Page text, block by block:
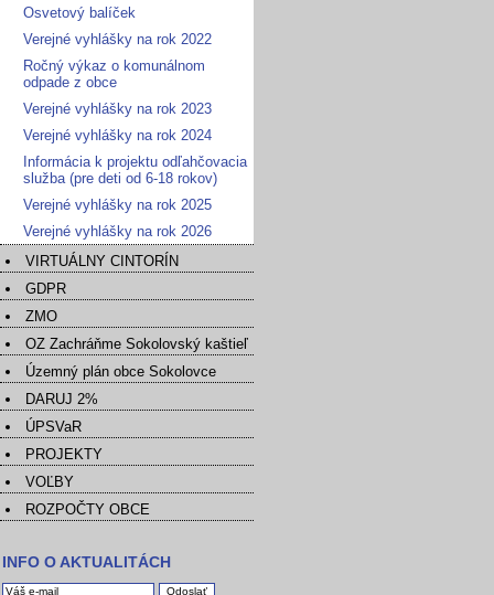
Osvetový balíček
Verejné vyhlášky na rok 2022
Ročný výkaz o komunálnom
odpade z obce
Verejné vyhlášky na rok 2023
Verejné vyhlášky na rok 2024
Informácia k projektu odľahčovacia
služba (pre deti od 6-18 rokov)
Verejné vyhlášky na rok 2025
Verejné vyhlášky na rok 2026
VIRTUÁLNY CINTORÍN
GDPR
ZMO
OZ Zachráňme Sokolovský kaštieľ
Územný plán obce Sokolovce
DARUJ 2%
ÚPSVaR
PROJEKTY
VOĽBY
ROZPOČTY OBCE
INFO O AKTUALITÁCH